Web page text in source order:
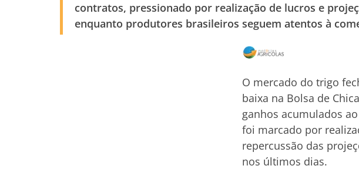
contratos, pressionado por realização de lucros e
enquanto produtores brasileiros seguem atentos à
O mercado do trigo
baixa na Bolsa de
ganhos acumulados
foi marcado por
repercussão das
nos últimos dias.